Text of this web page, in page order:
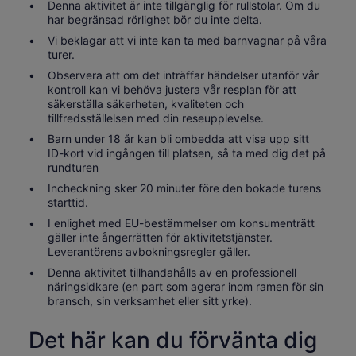
Denna aktivitet är inte tillgänglig för rullstolar. Om du
har begränsad rörlighet bör du inte delta.
Vi beklagar att vi inte kan ta med barnvagnar på våra
turer.
Observera att om det inträffar händelser utanför vår
kontroll kan vi behöva justera vår resplan för att
säkerställa säkerheten, kvaliteten och
tillfredsställelsen med din reseupplevelse.
Barn under 18 år kan bli ombedda att visa upp sitt
ID-kort vid ingången till platsen, så ta med dig det på
rundturen
Incheckning sker 20 minuter före den bokade turens
starttid.
I enlighet med EU-bestämmelser om konsumenträtt
gäller inte ångerrätten för aktivitetstjänster.
Leverantörens avbokningsregler gäller.
Denna aktivitet tillhandahålls av en professionell
näringsidkare (en part som agerar inom ramen för sin
bransch, sin verksamhet eller sitt yrke).
Det här kan du förvänta dig